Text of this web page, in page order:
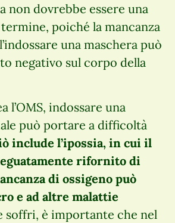
non dovrebbe essere una
poiché la mancanza
una maschera può
negativo sul corpo della
l’OMS, indossare una
può portare a difficoltà
include l’ipossia, in cui il
rifornito di
di ossigeno può
e ad altre malattie
soffri, è importante che nel